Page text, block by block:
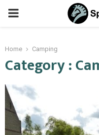
Home Camping
Category :